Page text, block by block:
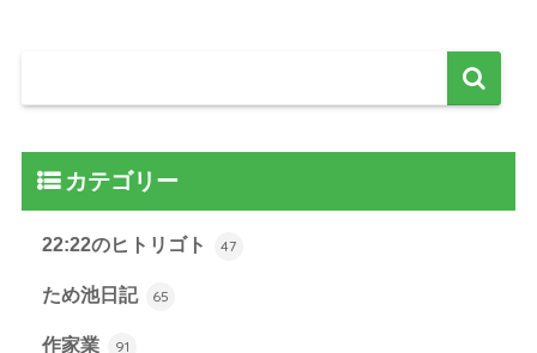
カテゴリー
22:22のヒトリゴト 47
ため池日記 65
作家業 91